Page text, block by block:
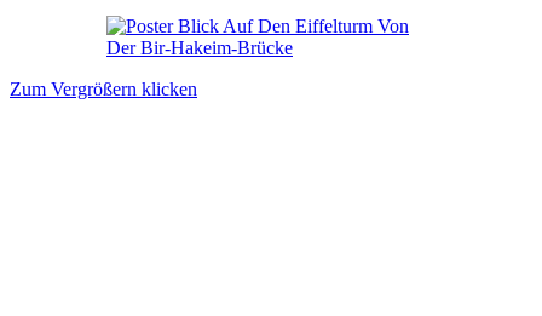
Zum Vergrößern klicken